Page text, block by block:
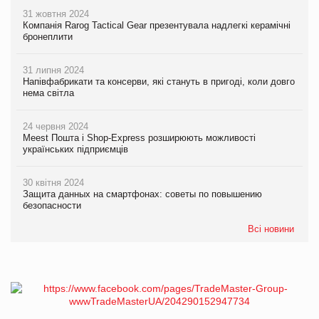
31 жовтня 2024
Компанія Rarog Tactical Gear презентувала надлегкі керамічні
бронеплити
31 липня 2024
Напівфабрикати та консерви, які стануть в пригоді, коли довго
нема світла
24 червня 2024
Meest Пошта і Shop-Express розширюють можливості
українських підприємців
30 квітня 2024
Защита данных на смартфонах: советы по повышению
безопасности
Всі новини